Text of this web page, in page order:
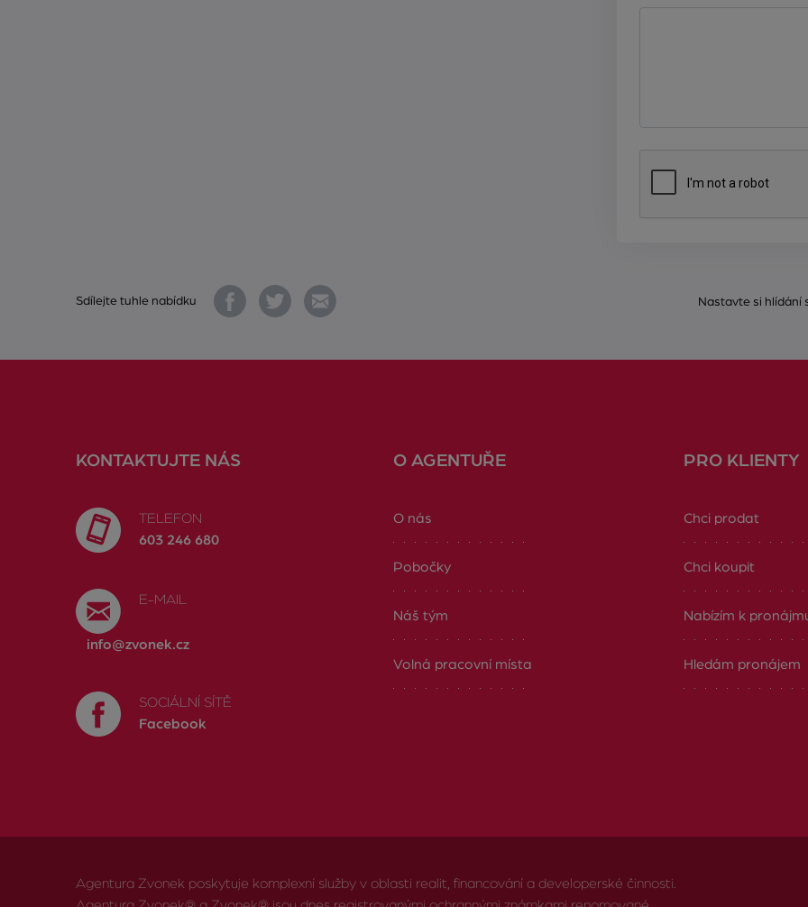
Sdílejte tuhle nabídku Nastavte si hlídání
KONTAKTUJTE NÁS
TELEFON
603 246 680
E-MAIL
info@zvonek.cz
SOCIÁLNÍ SÍTĚ
Facebook
O AGENTUŘE
O nás
Pobočky
Náš tým
Volná pracovní místa
PRO KLIENTY
Chci prodat
Chci koupit
Nabízím k
Hledám pronájem
Agentura Zvonek poskytuje komplexní služby v oblasti realit, financování a developerské činnosti.